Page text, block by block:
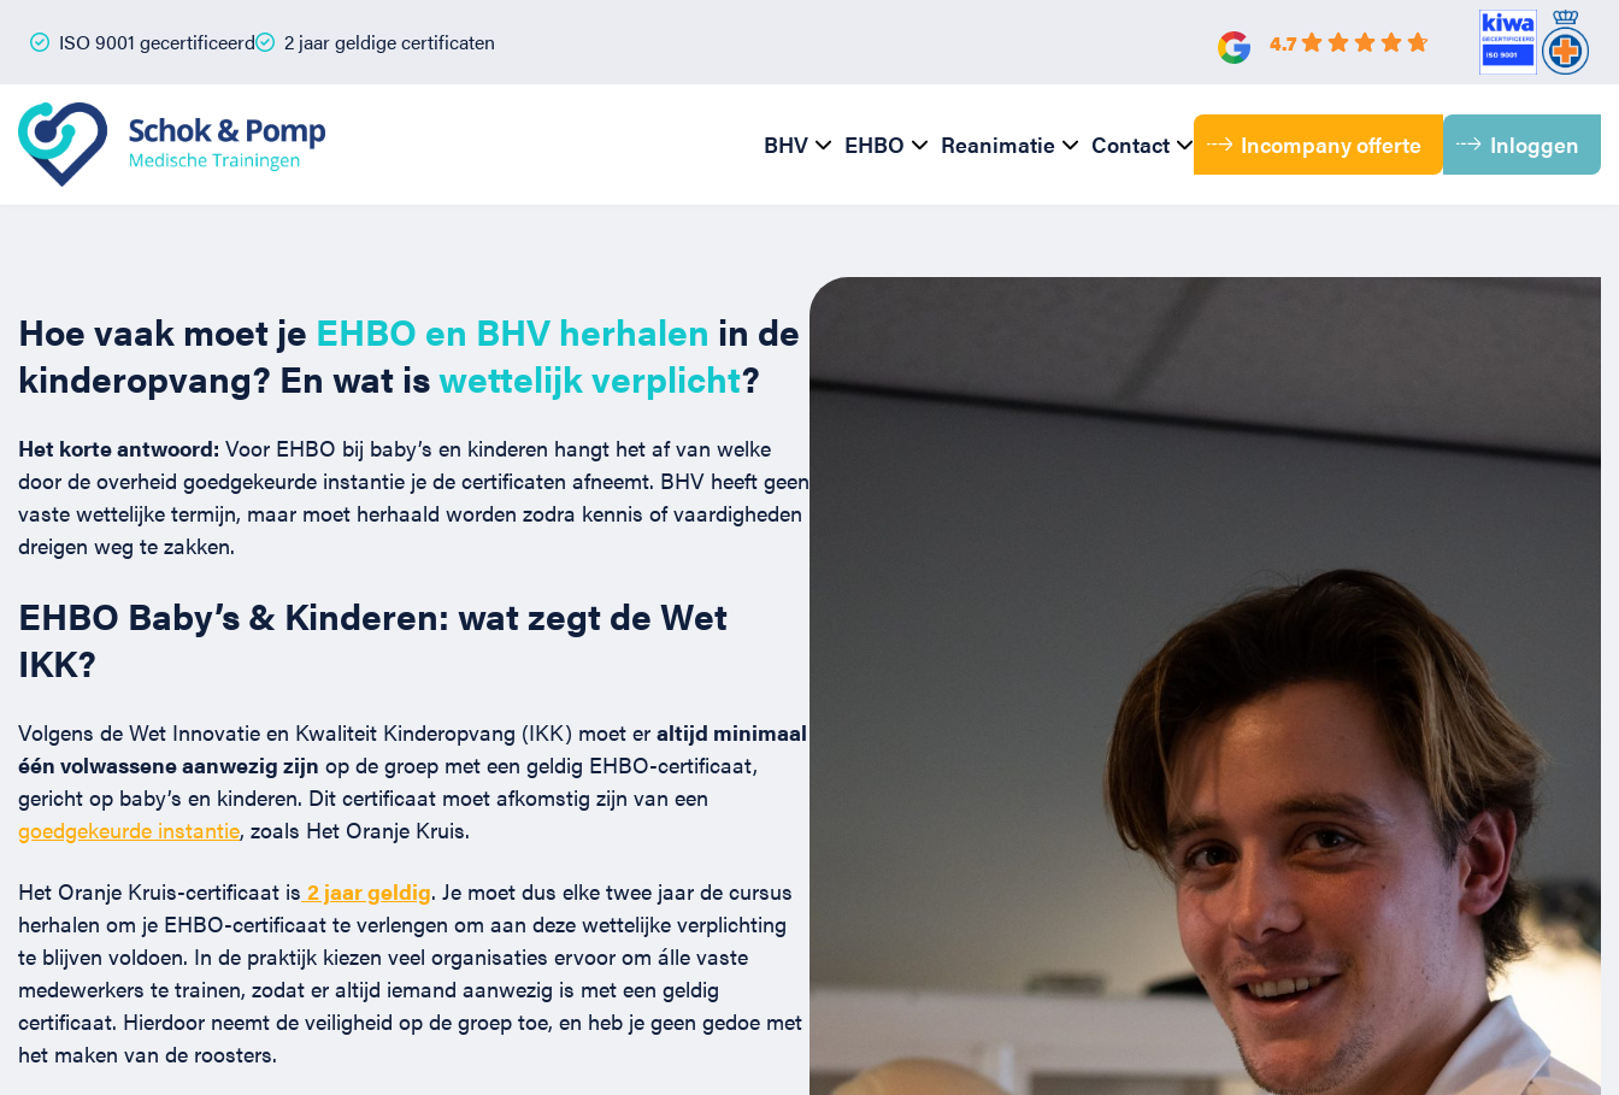
ISO 9001 gecertificeerd 2 jaar geldige certificaten 4.7
BHV EHBO Reanimatie Contact Incompany offerte Inloggen
Hoe vaak moet je EHBO en BHV herhalen in de
kinderopvang? En wat iswettelijk verplicht?
Het korte antwoord: Voor EHBO bij baby’s en kinderen hangt het af van welke
door de overheid goedgekeurde instantie je de certificaten afneemt. BHV heeft geen
vaste wettelijke termijn, maar moet herhaald worden zodra kennis of vaardigheden
dreigen weg te zakken.
EHBO Baby’s & Kinderen: wat zegt de Wet
IKK?
Volgens de Wet Innovatie en Kwaliteit Kinderopvang (IKK) moet er altijd minimaal
één volwassene aanwezig zijn op de groep met een geldig EHBO-certificaat,
gericht op baby’s en kinderen. Dit certificaat moet afkomstig zijn van een
goedgekeurde instantie, zoals Het Oranje Kruis.
Het Oranje Kruis-certificaat is 2 jaar geldig. Je moet dus elke twee jaar de cursus
herhalen om je EHBO-certificaat te verlengen om aan deze wettelijke verplichting
te blijven voldoen. In de praktijk kiezen veel organisaties ervoor om álle vaste
medewerkers te trainen, zodat er altijd iemand aanwezig is met een geldig
certificaat. Hierdoor neemt de veiligheid op de groep toe, en heb je geen gedoe met
het maken van de roosters.